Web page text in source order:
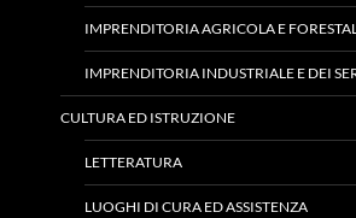
IMPRENDITORIA AGRICOLA E
IMPRENDITORIA INDUSTRIALE E DEI
CULTURA ED ISTRUZIONE
LETTERATURA
LUOGHI DI CURA ED ASSISTENZA